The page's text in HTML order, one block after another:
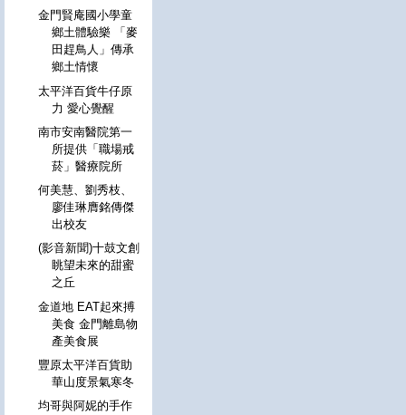
金門賢庵國小學童
鄉土體驗樂 「麥
田趕鳥人」傳承
鄉土情懷
太平洋百貨牛仔原
力 愛心覺醒
南市安南醫院第一
所提供「職場戒
菸」醫療院所
何美慧、劉秀枝、
廖佳琳膺銘傳傑
出校友
(影音新聞)十鼓文創
眺望未來的甜蜜
之丘
金道地 EAT起來搏
美食 金門離島物
產美食展
豐原太平洋百貨助
華山度景氣寒冬
均哥與阿妮的手作